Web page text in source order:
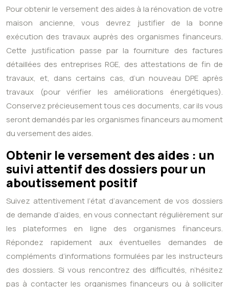
Pour obtenir le versement des aides à la rénovation de votre
maison ancienne, vous devrez justifier de la bonne
exécution des travaux auprès des organismes financeurs.
Cette justification passe par la fourniture des factures
détaillées des entreprises RGE, des attestations de fin de
travaux, et, dans certains cas, d’un nouveau DPE après
travaux (pour vérifier les améliorations énergétiques).
Conservez précieusement tous ces documents, car ils vous
seront demandés par les organismes financeurs au moment
du versement des aides.
Obtenir le versement des aides : un
suivi attentif des dossiers pour un
aboutissement positif
Suivez attentivement l’état d’avancement de vos dossiers
de demande d’aides, en vous connectant régulièrement sur
les plateformes en ligne des organismes financeurs.
Répondez rapidement aux éventuelles demandes de
compléments d’informations formulées par les instructeurs
des dossiers. Si vous rencontrez des difficultés, n’hésitez
pas à contacter les organismes financeurs ou à solliciter